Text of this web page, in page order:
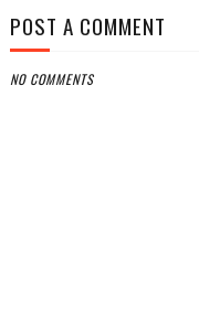
POST A COMMENT
NO COMMENTS